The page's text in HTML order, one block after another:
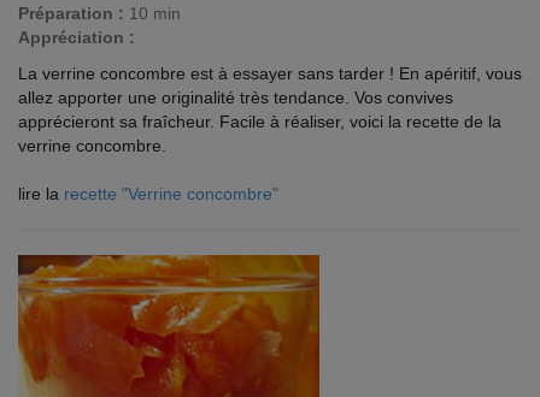
Préparation : 10 min
Appréciation :
La verrine concombre est à essayer sans tarder ! En apéritif, vous
allez apporter une originalité très tendance. Vos convives
apprécieront sa fraîcheur. Facile à réaliser, voici la recette de la
verrine concombre.
lire la recette "Verrine concombre"